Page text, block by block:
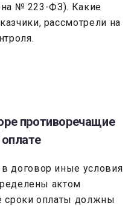
№ 223-ФЗ). Какие
рассмотрели на
противоречащие
договор иные условия
актом
сроки оплаты должны